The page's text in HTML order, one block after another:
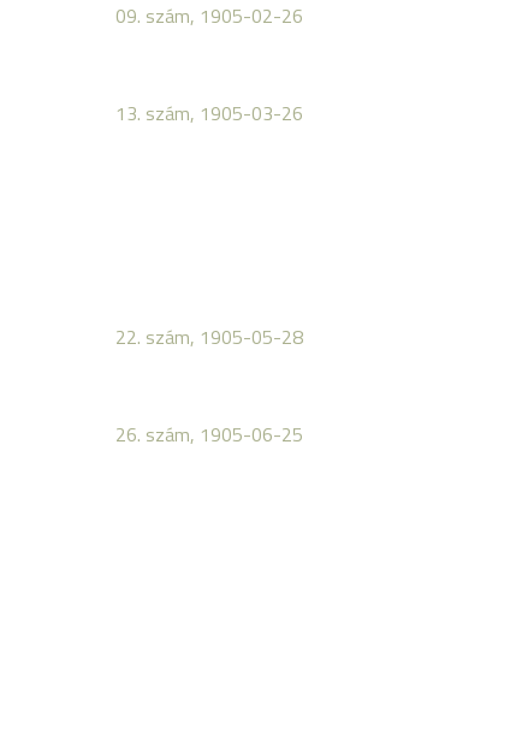
09. szám, 1905-02-26
13. szám, 1905-03-26
22. szám, 1905-05-28
26. szám, 1905-06-25